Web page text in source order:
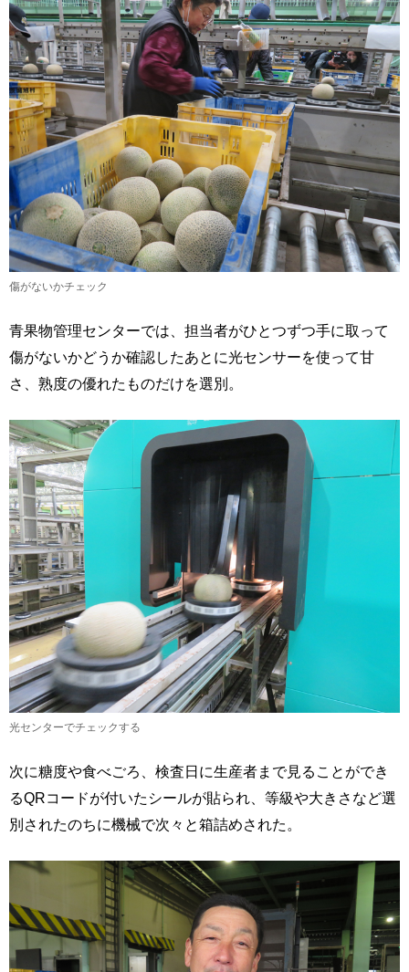
傷がないかチェック
青果物管理センターでは、担当者がひとつずつ手に取って
傷がないかどうか確認したあとに光センサーを使って甘
さ、熟度の優れたものだけを選別。
光センターでチェックする
次に糖度や食べごろ、検査日に生産者まで見ることができ
るQRコードが付いたシールが貼られ、等級や大きさなど選
別されたのちに機械で次々と箱詰めされた。